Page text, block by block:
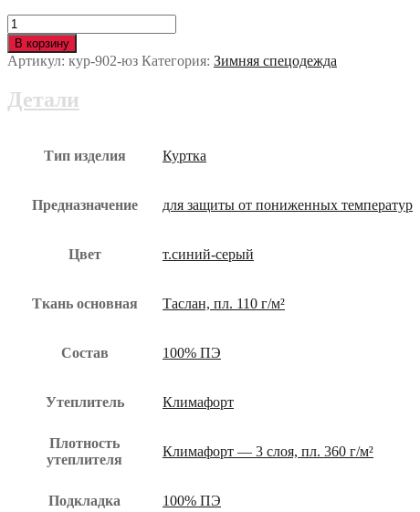
Количество
Куртка
ШАТЛ
утеплённая
юз
В корзину
Артикул: кур-902-юз Категория: Зимняя спецодежда
Детали
Тип изделия Куртка
Предназначение для защиты от пониженных температур
Цвет т.синий-серый
Ткань основная Таслан, пл. 110 г/м²
Состав 100% ПЭ
Утеплитель Климафорт
Плотность
утеплителя
Климафорт — 3 слоя, пл. 360 г/м²
Подкладка 100% ПЭ